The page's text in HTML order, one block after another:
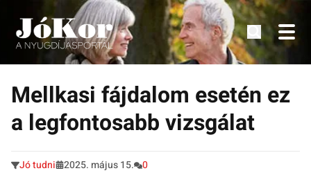
Tovább
tartalomra
Tudnivalók, érdekességek idősek számára.
Mellkasi fájdalom esetén ez
a legfontosabb vizsgálat
Jó tudni 2025. május 15. 0